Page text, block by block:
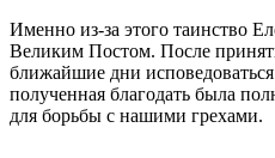
Именно из-за этого таинство
Великим Постом. После
ближайшие дни
полученная благодать была
для борьбы с нашими грехами.